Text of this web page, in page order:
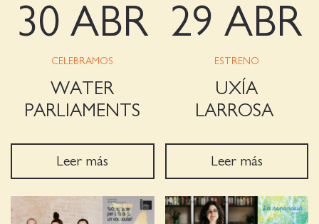
30 ABR
CELEBRAMOS
WATER
PARLIAMENTS
Leer más
29 ABR
ESTRENO
UXÍA
LARROSA
Leer más